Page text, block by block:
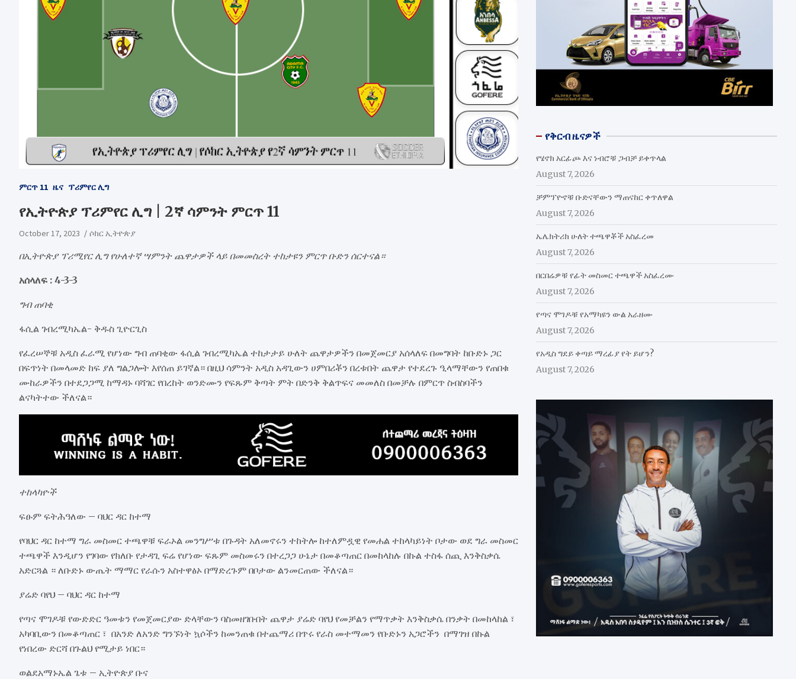
ምርጥ 11 ዜና ፕሪምየር ሊግ
የኢትዮጵያ ፕሪምየር ሊግ | 2ኛ ሳምንት ምርጥ 11
October 17, 2023 ሶከር ኢትዮጵያ
በኢትዮጵያ ፕሪሚየር ሊግ የሁለተኛ ሣምንት ጨዋታዎች ላይ በመመስረት ተከታዩን ምርጥ ቡድን ሰርተናል።
አሰላለፍ : 4-3-3
ግብ ጠባቂ
ፋሲል ገብረሚካኤል- ቅዱስ ጊዮርጊስ
የፈረሠኞቹ አዲስ ፈራሚ የሆነው ግብ ጠባቂው ፋሲል ገብረሚካኤል ተከታታይ ሁለት ጨዋታዎችን በመጀመርያ አሰላለፍ በመግባት ከቡድኑ ጋር
በፍጥነት በመላመድ ከፍ ያለ ግልጋሎት እየሰጠ ይገኛል። በዚህ ሳምንት አዲስ አዳጊውን ሀምበሪቾን በረቱበት ጨዋታ የተደረጉ ዒላማቸውን የጠበቁ
ሙከራዎችን በተደጋጋሚ ከማዳኑ ባሻገር የበረከት ወንድሙን የፍጹም ቅጣት ምት በድንቅ ቅልጥፍና መመለስ በመቻሉ በምርጥ ስብስባችን
ልናካትተው ችለናል።
ተከላካዮች
ፍፁም ፍትሕዓለው – ባህር ዳር ከተማ
የባህር ዳር ከተማ ግራ መስመር ተጫዋቹ ፍራኦል መንግሥቱ በጉዳት አለመኖሩን ተከትሎ ከተለምዷዊ የመሐል ተከላካይነት ቦታው ወደ ግራ መስመር
ተጫዋች እንዲሆን የገባው የክለቡ የታዳጊ ፍሬ የሆነው ፍጹም መስመሩን በተረጋጋ ሁኔታ በመቆጣጠር በመከላከሉ በኩል ተስፋ ሰጪ እንቅስቃሴ
አድርጓል ። ለቡድኑ ውጤት ማማር የራሱን አስተዋፅኦ በማድረጉም በቦታው ልንመርጠው ችለናል።
ያሬድ ባየህ – ባህር ዳር ከተማ
የጣና ሞገዶቹ የውድድር ዓመቱን የመጀመርያው ድላቸውን ባስመዘገቡበት ጨዋታ ያሬድ ባየህ የመቻልን የማጥቃት እንቅስቃሴ በንቃት በመከላከል ፣
አካባቢውን በመቆጣጠር ፣ በአንድ ለአንድ ግንኙነት ኳሶችን ከመንጠቁ በተጨማሪ በጥሩ የራስ መተማመን የቡድኑን አጋሮችን በማገዝ በኩል
የነበረው ድርሻ በጉልህ የሚታይ ነበር።
ወልደአማኑኤል ጌቱ – ኢትዮጵያ ቡና
የቅርብ ዜናዎች
የሄኖክ አርፊጮ እና ነብሮቹ ጋብቻ ይቀጥላል
August 7, 2026
ቻምፕዮኖቹ ቡድናቸውን ማጠናከር ቀጥለዋል
August 7, 2026
ኤሌክትሪክ ሁለት ተጫዋቾች አስፈረመ
August 7, 2026
በርበሬዎቹ የፊት መስመር ተጫዋች አስፈረሙ
August 7, 2026
የጣና ሞገዶቹ የአማካዩን ውል አራዘሙ
August 7, 2026
የአዲስ ግደይ ቀጣይ ማረፊያ የት ይሆን?
August 7, 2026